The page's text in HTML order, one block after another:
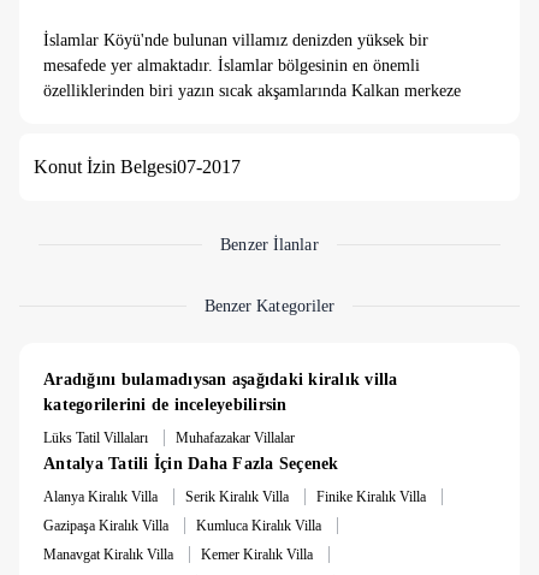
İslamlar Köyü'nde bulunan villamız denizden yüksek bir
mesafede yer almaktadır. İslamlar bölgesinin en önemli
özelliklerinden biri yazın sıcak akşamlarında Kalkan merkeze
çıkarabileceğiniz harika bir tatil sizleri bekliyor.
bulunmaktadır. Birinci yatak odası birinci katta olup iki adet
odasında çift kişilik yatak, banyo, klima ve jakuzi
klima, banyo ve jakuzi bulunmaktadır. Salonda ise mutfak,
oturma grubu, televizyon, wc ve klima bulunmaktadır.
Ayrıca villamızda bulunan eğlence olanakları, masa tenisi,
langırt, dart ve çocuk kaydırağı sayesinde keyifli vakit
geçirebilirsiniz.
Not : 5.000 TL Temizlik Ücreti alınmaktadır.
Konut İzin Belgesi07-2017
Benzer İlanlar
Benzer Kategoriler
Aradığını bulamadıysan aşağıdaki kiralık villa
kategorilerini de inceleyebilirsin
Lüks Tatil Villaları | Muhafazakar Villalar
Antalya Tatili İçin Daha Fazla Seçenek
Alanya Kiralık Villa | Serik Kiralık Villa | Finike Kiralık Villa |
Gazipaşa Kiralık Villa | Kumluca Kiralık Villa |
Manavgat Kiralık Villa | Kemer Kiralık Villa |